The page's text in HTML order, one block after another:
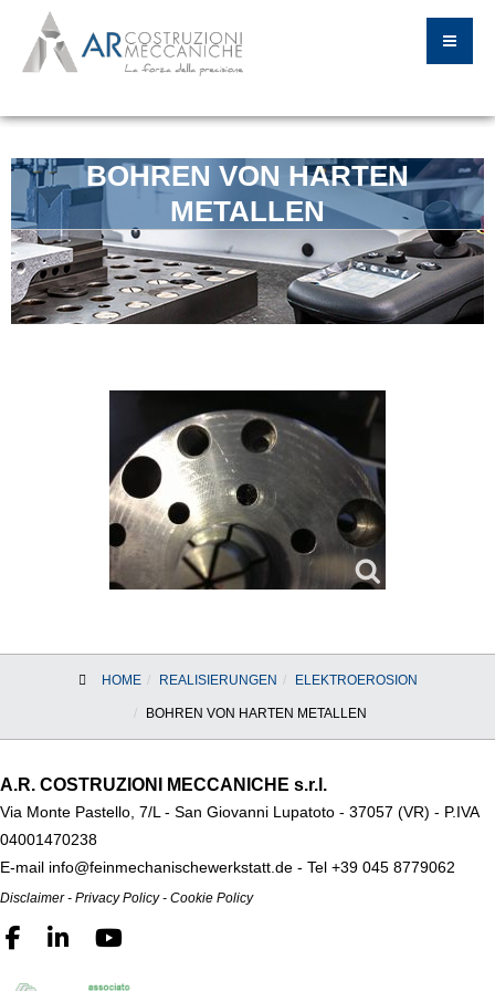
BOHREN VON HARTEN
METALLEN
HOME REALISIERUNGEN ELEKTROEROSION
BOHREN VON HARTEN METALLEN
A.R. COSTRUZIONI MECCANICHE s.r.l.
Via Monte Pastello, 7/L - San Giovanni Lupatoto - 37057 (VR) - P.IVA
04001470238
E-mail info@feinmechanischewerkstatt.de - Tel +39 045 8779062
Disclaimer- Privacy Policy- Cookie Policy